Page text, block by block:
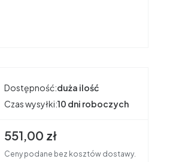
Dostępność:duża ilość
Czas wysyłki:10 dni roboczych
Cena brutto
551,00 zł
Ceny podane bez kosztów dostawy.